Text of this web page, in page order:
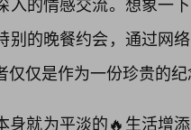
别的晚餐约会，通过网
仅是作为一份珍贵的纪
身就为平淡的🔥生活增